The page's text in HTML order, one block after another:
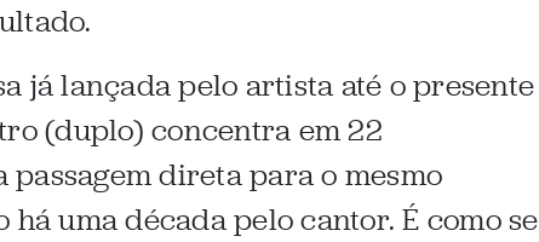
já lançada pelo artista até o presente
(duplo) concentra em 22
passagem direta para o mesmo
uma década pelo cantor. É como se